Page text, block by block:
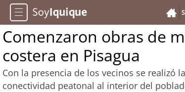
Comenzaron obras de
costera en Pisagua
Con la presencia de los vecinos se realizó
conectividad peatonal al interior del